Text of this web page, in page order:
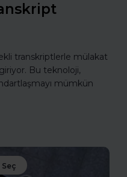
transkriptlerle mülakat
Bu teknoloji,
mümkün